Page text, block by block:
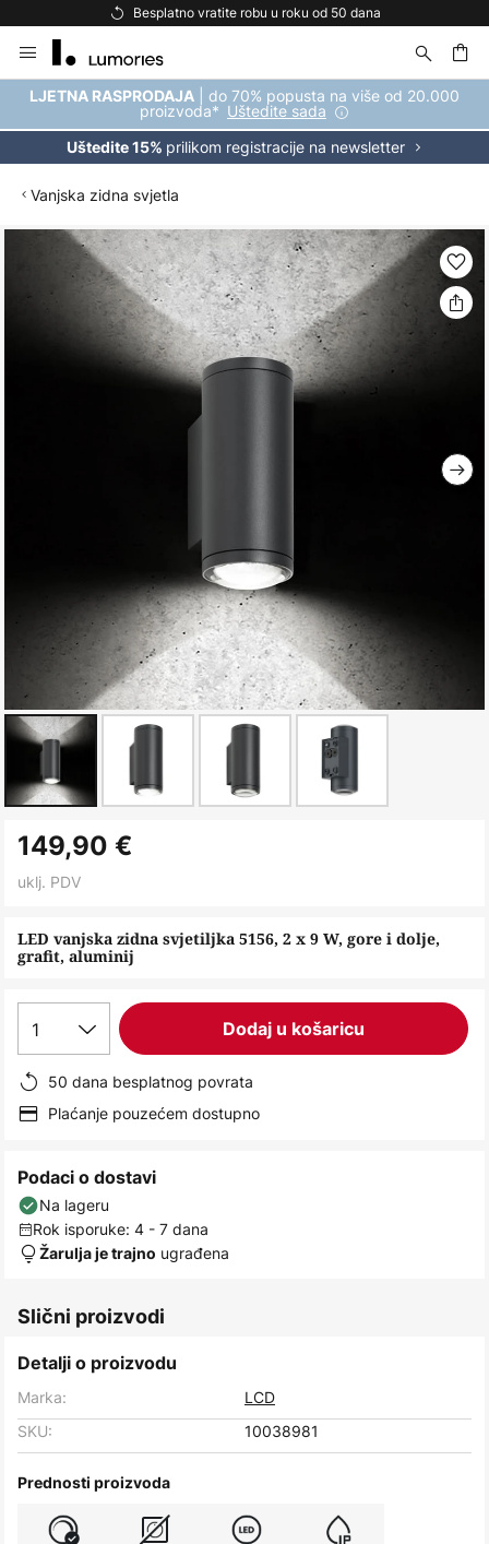
Besplatno vratite robu u roku od 50 dana
to
Content
LJETNA RASPRODAJA | do 70% popusta na više od 20.000
proizvoda* Uštedite sada
Uštedite 15% prilikom registracije na newsletter
Vanjska zidna svjetla
the
to
the
of
the
LED vanjska zidna svjetiljka 5156, 2 x 9 W, gore i dolje,
grafit, aluminij
149,90 €
uklj. PDV
1 Dodaj u košaricu
50 dana besplatnog povrata
Plaćanje pouzećem dostupno
Podaci o dostavi
Na lageru
Rok isporuke: 4 - 7 dana
Žarulja je trajno ugrađena
Slični proizvodi
Detalji o proizvodu
Marka:
LCD
SKU:
10038981
Prednosti proizvoda